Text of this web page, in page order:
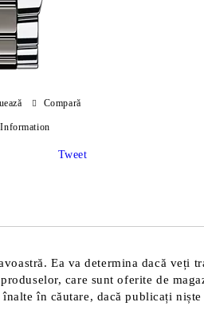
Compară
Tweet
Ea va determina dacă
care sunt oferite de
în căutare, dacă publicați